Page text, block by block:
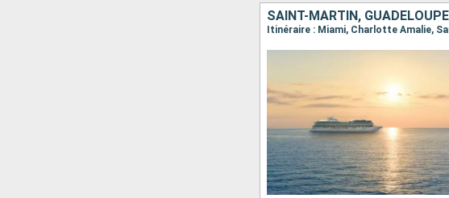
SAINT-MARTIN,
Itinéraire : Miami, Charlotte Amalie,